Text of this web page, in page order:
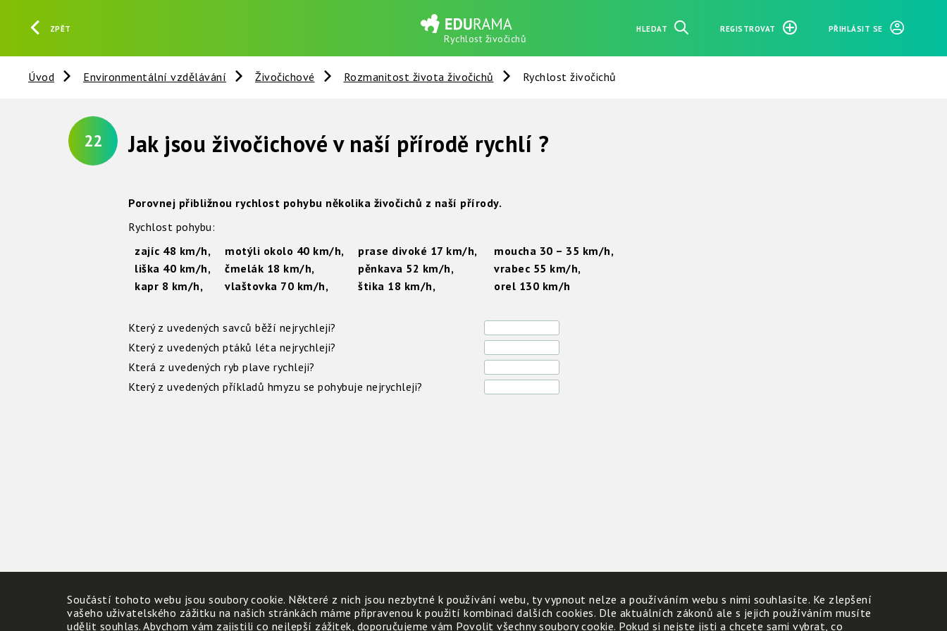
ZPĚT
Rychlost živočichů
HLEDAT REGISTROVAT PŘIHLÁSIT SE
Úvod Environmentální vzdělávání Živočichové Rozmanitost života živočichů Rychlost živočichů
22 Jak jsou živočichové v naší přírodě rychlí ?
Porovnej přibližnou rychlost pohybu několika živočichů z naší přírody.
Rychlost pohybu:
zajíc 48 km/h,
motýli okolo 40 km/h, prase divoké 17 km/h,
moucha 30 – 35 km/h,
liška 40 km/h,
čmelák 18 km/h, pěnkava 52 km/h,
vrabec 55 km/h,
kapr 8 km/h,
vlaštovka 70 km/h, štika 18 km/h, orel 130 km/h
Který z uvedených savců běží nejrychleji?
Který z uvedených ptáků léta nejrychleji?
Která z uvedených ryb plave rychleji?
Který z uvedených příkladů hmyzu se pohybuje nejrychleji?
Součástí tohoto webu jsou soubory cookie. Některé z nich jsou nezbytné k používání webu, ty vypnout nelze a používáním webu s nimi souhlasíte. Ke zlepšení
vašeho uživatelského zážitku na našich stránkách máme připravenou k použití kombinaci dalších cookies. Dle aktuálních zákonů ale s jejich používáním musíte
udělit souhlas. Abychom vám zajistili co nejlepší zážitek, doporučujeme vám Povolit všechny soubory cookie. Pokud si nejste jisti a chcete sami vybrat, co